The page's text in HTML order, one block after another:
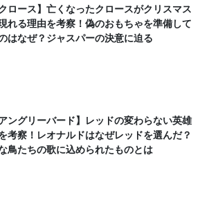
クロース】亡くなったクロースがクリスマス
れる理由を考察！偽のおもちゃを準備して
はなぜ？ジャスパーの決意に迫る
アングリーバード】レッドの変わらない英雄
考察！レオナルドはなぜレッドを選んだ？
鳥たちの歌に込められたものとは